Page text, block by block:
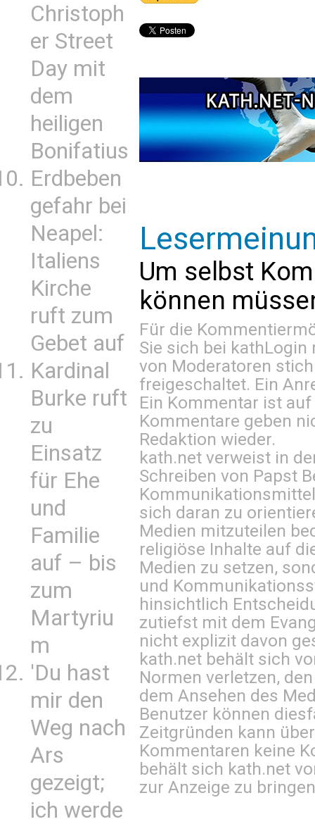
Christoph
er Street
Day mit
dem
heiligen
Bonifatius
Erdbeben
gefahr bei
Neapel:
Italiens
Kirche
ruft zum
Gebet auf
Kardinal
Burke ruft
zu
Einsatz
für Ehe
und
Familie
auf – bis
zum
Martyriu
m
'Du hast
mir den
Weg nach
Ars
gezeigt;
ich werde
Um selbst
können
Für die
Sie sich bei kathLogin
von Moderatoren
freigeschaltet. Ein
Ein Kommentar ist
Kommentare geben
Redaktion wieder.
kath.net verweist in
Schreiben von Papst
sich daran zu
Medien mitzuteilen
religiöse Inhalte auf
Medien zu setzen,
und
hinsichtlich
zutiefst mit dem
nicht explizit davon
kath.net behält sich
Normen verletzen,
dem Ansehen des
Benutzer können
Zeitgründen kann
Kommentaren keine
behält sich kath.net
zur Anzeige zu